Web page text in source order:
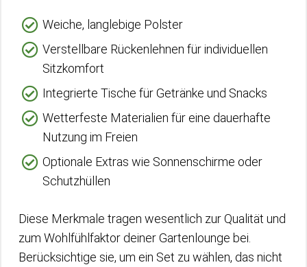
Weiche, langlebige Polster
Verstellbare Rückenlehnen für individuellen
Sitzkomfort
Integrierte Tische für Getränke und Snacks
Wetterfeste Materialien für eine dauerhafte
Nutzung im Freien
Optionale Extras wie Sonnenschirme oder
Schutzhüllen
Diese Merkmale tragen wesentlich zur Qualität und
zum Wohlfühlfaktor deiner Gartenlounge bei.
Berücksichtige sie, um ein Set zu wählen, das nicht